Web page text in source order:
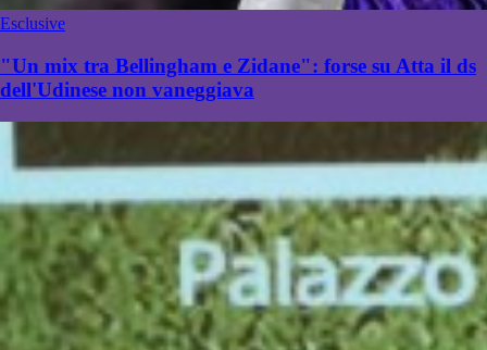
Esclusive
"Un mix tra Bellingham e Zidane": forse su Atta il ds
dell'Udinese non vaneggiava